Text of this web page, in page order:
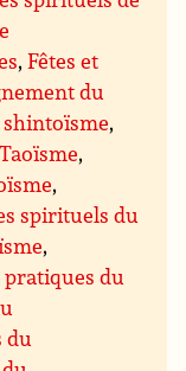
,Fêtes et
du
,
Taoïsme,
,
spirituels du
,
pratiques du
du